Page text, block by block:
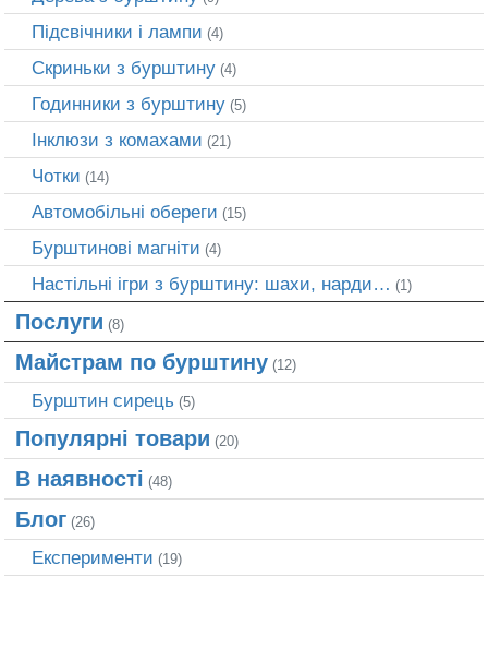
Підсвічники і лампи (4)
Скриньки з бурштину (4)
Годинники з бурштину (5)
Інклюзи з комахами (21)
Чотки (14)
Автомобільні обереги (15)
Бурштинові магніти (4)
Настільні ігри з бурштину: шахи, нарди… (1)
Послуги (8)
Майстрам по бурштину (12)
Бурштин сирець (5)
Популярні товари (20)
В наявності (48)
Блог (26)
Експерименти (19)